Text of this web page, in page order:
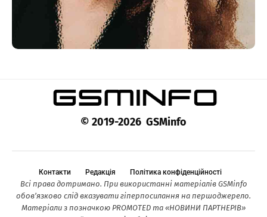
© 2019-2026 GSMinfo
Контакти Редакція Політика конфіденційності
Всі права дотримано. При використанні матеріалів GSMinfo
обов’язково слід вказувати гіперпосилання на першоджерело.
Матеріали з позначкою PROMOTED та «НОВИНИ ПАРТНЕРІВ»